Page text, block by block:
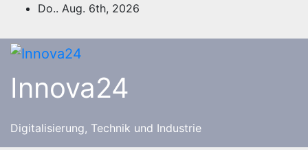
springen
Do.. Aug. 6th, 2026
Innova24
Digitalisierung, Technik und Industrie